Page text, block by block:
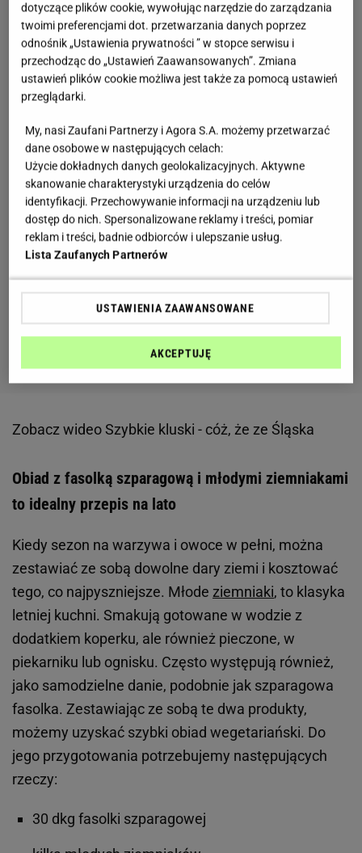
Zobacz wideoSzybkie kluski - cóż, że ze Śląska
Obiad z fasolką szparagową i młodymi ziemniakami
to idealny przepis na lato
Kiedy sezon na warzywa i owoce w pełni, można
zestawiać ze sobą dowolne dary ziemi i kosztować
tego, co najpyszniejsze. Młode ziemniaki, to klasyka
letniej kuchni. Smakują gotowane w wodzie z
dodatkiem koperku, ale również pieczone, w
piekarniku lub ognisku. Często występują również,
jako samodzielne danie, podobnie jak szparagowa
fasolka. Zestawiając ze sobą te dwa produkty,
możemy uzyskać szybki obiad wegetariański. Do
jego przygotowania potrzebujemy następujących
rzeczy:
30 dkg fasolki szparagowej
dotyczące plików cookie, wywołując narzędzie do zarządzania
twoimi preferencjami dot. przetwarzania danych poprzez
odnośnik „Ustawienia prywatności ” w stopce serwisu i
przechodząc do „Ustawień Zaawansowanych”. Zmiana
ustawień plików cookie możliwa jest także za pomocą ustawień
przeglądarki.
My, nasi Zaufani Partnerzy i Agora S.A. możemy przetwarzać
dane osobowe w następujących celach:
Użycie dokładnych danych geolokalizacyjnych. Aktywne
skanowanie charakterystyki urządzenia do celów
identyfikacji. Przechowywanie informacji na urządzeniu lub
dostęp do nich. Spersonalizowane reklamy i treści, pomiar
reklam i treści, badnie odbiorców i ulepszanie usług.
Lista Zaufanych Partnerów
USTAWIENIA ZAAWANSOWANE
AKCEPTUJĘ